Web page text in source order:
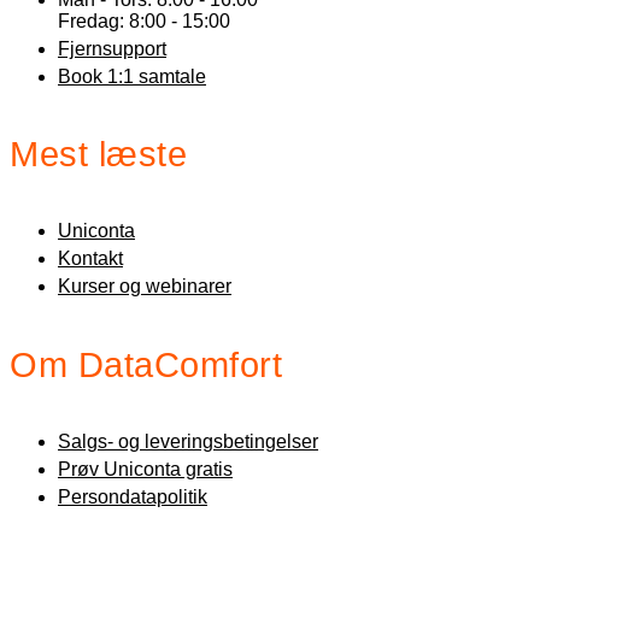
Fredag: 8:00 - 15:00
Fjernsupport
Book 1:1 samtale
Mest læste
Uniconta
Kontakt
Kurser og webinarer
Om DataComfort
Salgs- og leveringsbetingelser
Prøv Uniconta gratis
Persondatapolitik